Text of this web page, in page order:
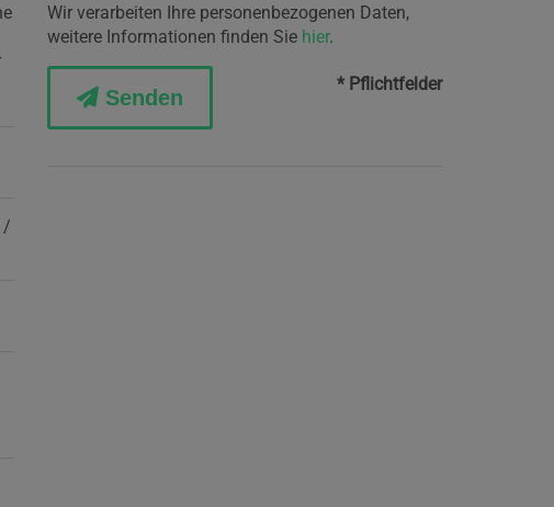
/
Wir verarbeiten Ihre personenbezogenen Daten,
weitere Informationen finden Sie hier.
Senden
* Pflichtfelder